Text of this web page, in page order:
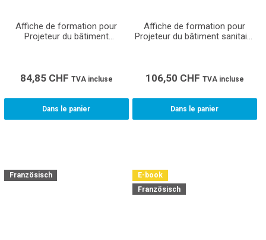
Affiche de formation pour
Projeteur du bâtiment
84,85 CHF TVA incluse
Dans le panier
Affiche de formation pour
Projeteur du bâtiment sanitaire
106,50 CHF TVA incluse
Dans le panier
Französisch
E-book
Französisch